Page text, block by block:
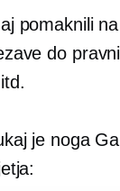
pomaknili
do
je noga